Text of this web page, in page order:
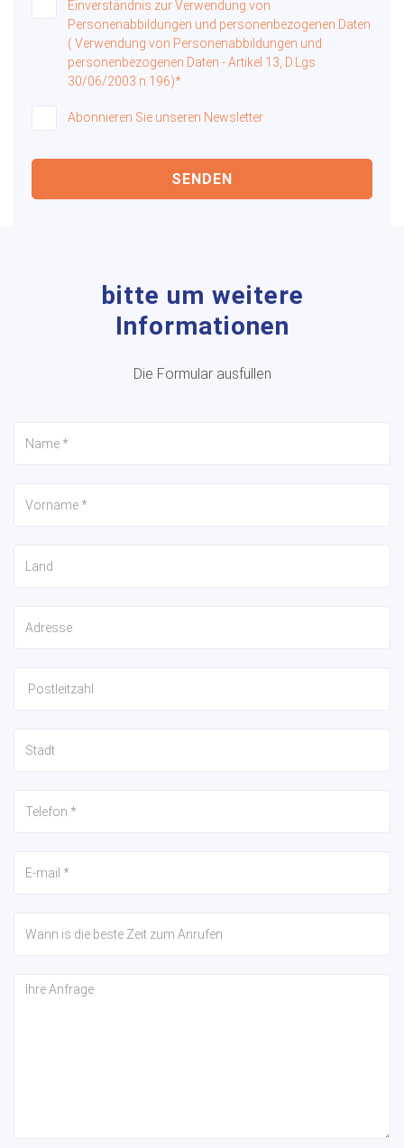
Einverständnis zur Verwendung von
Personenabbildungen und personenbezogenen Daten
( Verwendung von Personenabbildungen und
personenbezogenen Daten - Artikel 13, D.Lgs
30/06/2003 n.196)*
Abonnieren Sie unseren Newsletter
SENDEN
bitte um weitere
Informationen
Die Formular ausfüllen